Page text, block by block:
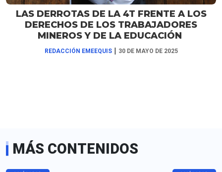
LAS DERROTAS DE LA 4T FRENTE A LOS
DERECHOS DE LOS TRABAJADORES
MINEROS Y DE LA EDUCACIÓN
REDACCIÓN EMEEQUIS | 30 DE MAYO DE 2025
MÁS CONTENIDOS